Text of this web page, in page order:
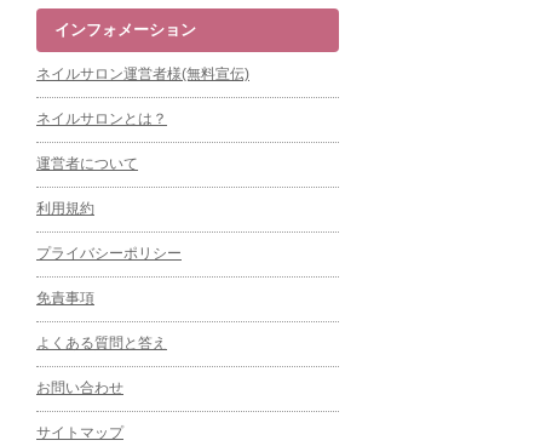
インフォメーション
ネイルサロン運営者様(無料宣伝)
ネイルサロンとは？
運営者について
利用規約
プライバシーポリシー
免責事項
よくある質問と答え
お問い合わせ
サイトマップ